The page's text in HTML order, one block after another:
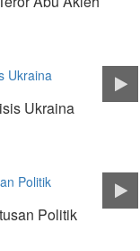
Ukraina
Politik